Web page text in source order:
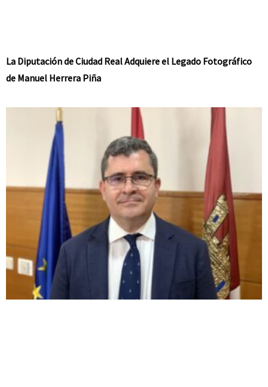
La Diputación de Ciudad Real Adquiere el Legado Fotográfico
de Manuel Herrera Piña